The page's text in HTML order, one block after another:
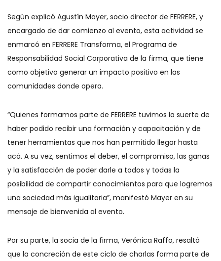
Según explicó Agustín Mayer, socio director de FERRERE, y
encargado de dar comienzo al evento, esta actividad se
enmarcó en FERRERE Transforma, el Programa de
Responsabilidad Social Corporativa de la firma, que tiene
como objetivo generar un impacto positivo en las
comunidades donde opera.
“Quienes formamos parte de FERRERE tuvimos la suerte de
haber podido recibir una formación y capacitación y de
tener herramientas que nos han permitido llegar hasta
acá. A su vez, sentimos el deber, el compromiso, las ganas
y la satisfacción de poder darle a todos y todas la
posibilidad de compartir conocimientos para que logremos
una sociedad más igualitaria”, manifestó Mayer en su
mensaje de bienvenida al evento.
Por su parte, la socia de la firma, Verónica Raffo, resaltó
que la concreción de este ciclo de charlas forma parte de